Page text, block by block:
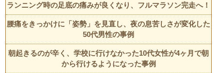
ランニング時の足底の痛みが良くなり、フルマラソン完走へ！
腰痛をきっかけに「姿勢」を見直し、夜の息苦しさが変化した
50代男性の事例
朝起きるのが辛く、学校に行けなかった10代女性が4ヶ月で朝
から行けるようになった事例